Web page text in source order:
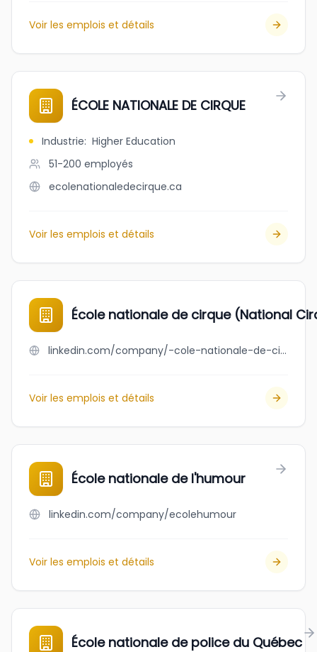
Voir les emplois et détails
ÉCOLE NATIONALE DE CIRQUE
Industrie: Higher Education
51-200 employés
ecolenationaledecirque.ca
Voir les emplois et détails
École nationale de cirque (National
linkedin.com/company/-cole-nationale-de-cirque
Voir les emplois et détails
École nationale de l'humour
linkedin.com/company/ecolehumour
Voir les emplois et détails
École nationale de police du Québec